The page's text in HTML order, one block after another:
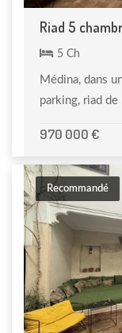
Riad 5
5 Ch
Médina, dans
parking, riad de
970 000 €
Recommandé